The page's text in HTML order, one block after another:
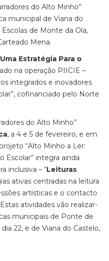
do Alto Minho”
municipal de Viana do
de Monte da Ola,
Mena.
Estratégia Para o
na operação PIICIE –
integrados e inovadores
cofinanciado pelo Norte
do Alto Minho”
, a 4 e 5 de fevereiro, e em
“Alto Minho a Ler:
Escolar” integra ainda
inclusiva – “Leituras
ativas centradas na leitura
artísticas e o contacto
atividades vão realizar-
municipais de Ponte de
22, e de Viana do Castelo,